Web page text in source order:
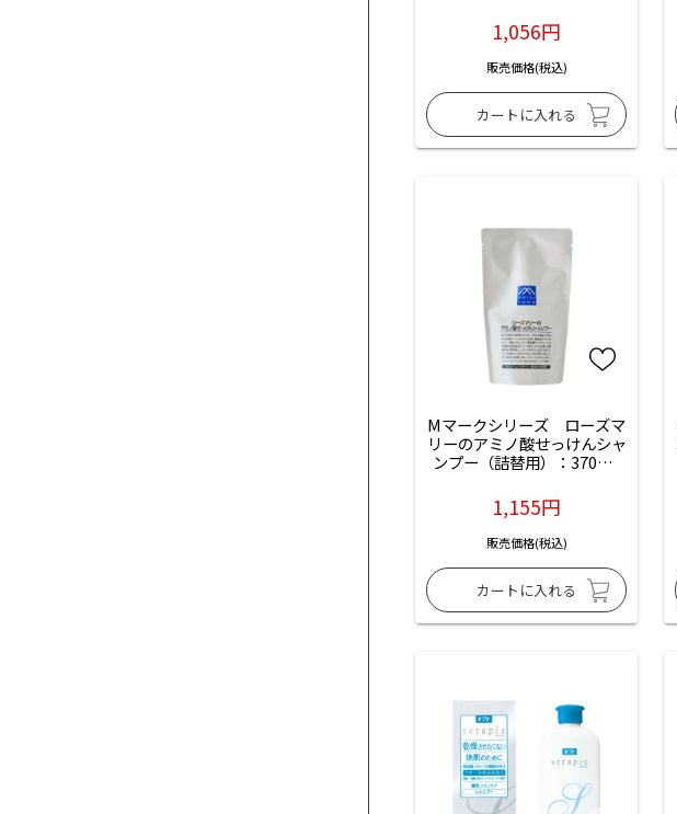
1,056円
販売価格(税込)
Mマークシリーズ　ローズマ
リーのアミノ酸せっけんシャ
ンプー（詰替用）：370mL
1,155円
販売価格(税込)